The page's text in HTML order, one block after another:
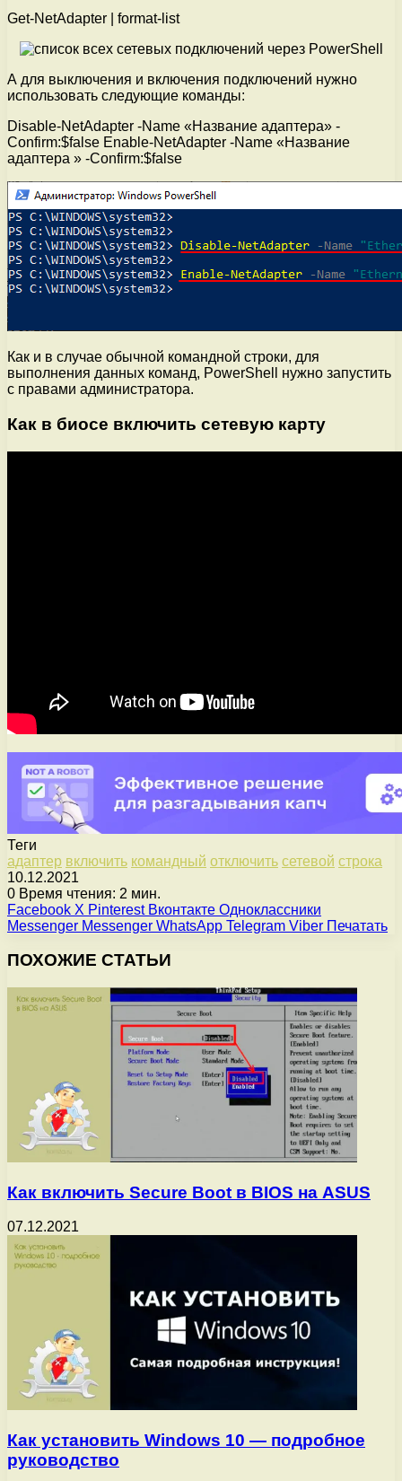
Get-NetAdapter | format-list
А для выключения и включения подключений нужно
использовать следующие команды:
Disable-NetAdapter -Name «Название адаптера» -
Confirm:$false Enable-NetAdapter -Name «Название
адаптера » -Confirm:$false
Как и в случае обычной командной строки, для
выполнения данных команд, PowerShell нужно запустить
с правами администратора.
Как в биосе включить сетевую карту
Теги
адаптер включить командный отключить сетевой строка
10.12.2021
0 Время чтения: 2 мин.
Facebook X Pinterest Вконтакте Одноклассники
Messenger Messenger WhatsApp Telegram Viber Печатать
ПОХОЖИЕ СТАТЬИ
Как включить Secure Boot в BIOS на ASUS
07.12.2021
Как установить Windows 10 — подробное
руководство